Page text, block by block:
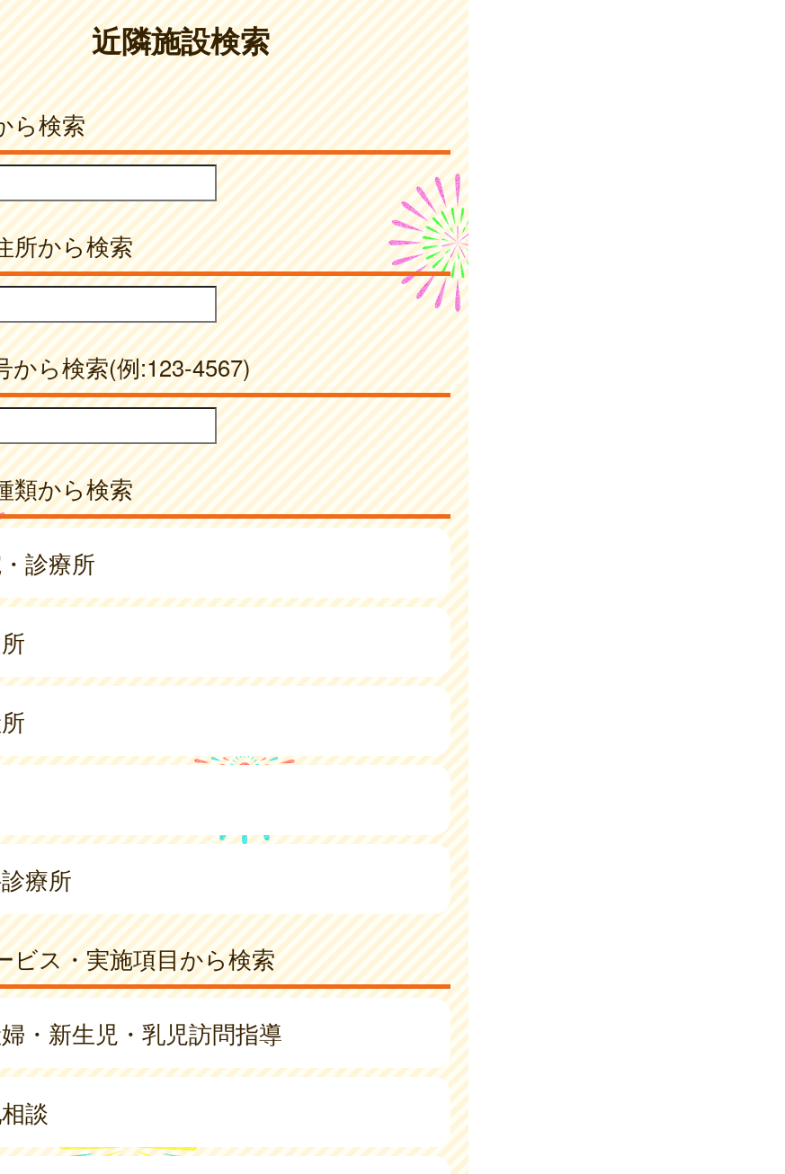
近隣施設検索
ら検索
所から検索
から検索(例:123-4567)
類から検索
診療所
療所
ビス・実施項目から検索
・新生児・乳児訪問指導
談